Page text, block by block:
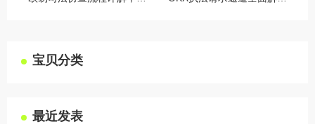
宝贝分类
最近发表